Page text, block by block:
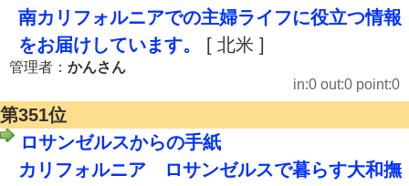
南カリフォルニアでの主婦ライフに役立つ情報
をお届けしています。
[ 北米 ]
管理者： かんさん
in:0 out:0 point:0
第351位
ロサンゼルスからの手紙
カリフォルニア ロサンゼルスで暮らす大和撫